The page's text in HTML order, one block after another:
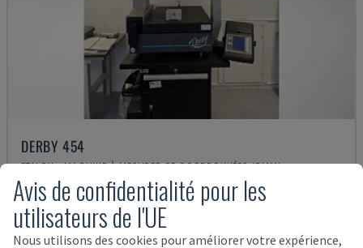
DERBY 454
ETALON - MACHINE À MESURER DE COORDONNÉES (CMM)
DANEMARK 2001
Avis de confidentialité pour les
utilisateurs de l'UE
Nous utilisons des cookies pour améliorer votre expérience,